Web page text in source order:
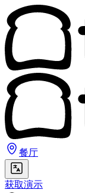
餐厅
获取演示